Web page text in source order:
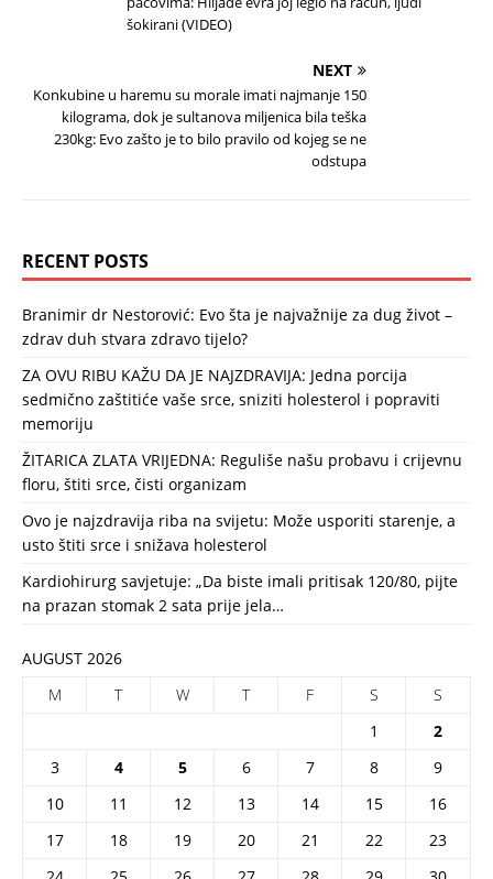
šokirani (VIDEO)
NEXT
Konkubine u haremu su morale imati najmanje 150
kilograma, dok je sultanova miljenica bila teška
230kg: Evo zašto je to bilo pravilo od kojeg se ne
odstupa
RECENT POSTS
Branimir dr Nestorović: Evo šta je najvažnije za dug život –
zdrav duh stvara zdravo tijelo?
ZA OVU RIBU KAŽU DA JE NAJZDRAVIJA: Jedna porcija
sedmično zaštitiće vaše srce, sniziti holesterol i popraviti
memoriju
ŽITARICA ZLATA VRIJEDNA: Reguliše našu probavu i crijevnu
floru, štiti srce, čisti organizam
Ovo je najzdravija riba na svijetu: Može usporiti starenje, a
usto štiti srce i snižava holesterol
Kardiohirurg savjetuje: „Da biste imali pritisak 120/80, pijte
na prazan stomak 2 sata prije jela…
AUGUST 2026
M
T W T F S
S
1
2
3
4 5 6 7 8
9
10
11 12 13 14 15
16
17
18 19 20 21 22
23